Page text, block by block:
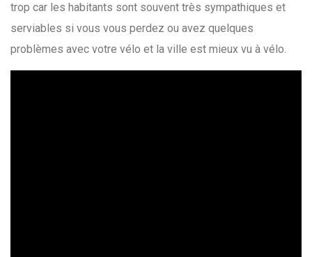
trop car les habitants sont souvent très sympathiques et
serviables si vous vous perdez ou avez quelques
problèmes avec votre vélo et la ville est mieux vu à vélo.